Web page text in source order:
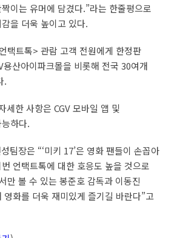
이는 유머에 담겼다.”라는 한줄평으로
을 더욱 높이고 있다.
택트톡> 관람 고객 전원에게 한정판
용산아이파크몰을 비롯해 전국 30여개
.
세한 사항은 CGV 모바일 앱 및
하다.
팀장은 “‘미키 17’은 영화 팬들이 손꼽아
언택트톡에 대한 호응도 높을 것으로
만 볼 수 있는 봉준호 감독과 이동진
영화를 더욱 재미있게 즐기길 바란다”고